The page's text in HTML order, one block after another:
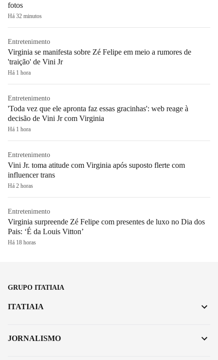
fotos
Há 32 minutos
Entretenimento
Virginia se manifesta sobre Zé Felipe em meio a rumores de
'traição' de Vini Jr
Há 1 hora
Entretenimento
'Toda vez que ele apronta faz essas gracinhas': web reage à
decisão de Vini Jr com Virginia
Há 1 hora
Entretenimento
Vini Jr. toma atitude com Virginia após suposto flerte com
influencer trans
Há 2 horas
Entretenimento
Virginia surpreende Zé Felipe com presentes de luxo no Dia dos
Pais: ‘É da Louis Vitton’
Há 18 horas
GRUPO ITATIAIA
ITATIAIA
JORNALISMO